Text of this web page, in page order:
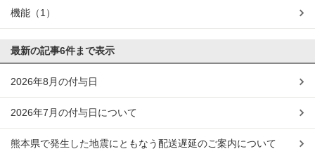
機能 （1）
最新の記事6件まで表示
2026年8月の付与日
2026年7月の付与日について
熊本県で発生した地震にともなう配送遅延のご案内について